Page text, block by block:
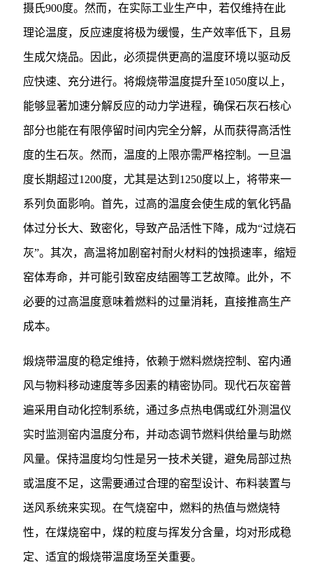
摄氏900度。然而，在实际工业生产中，若仅维持在此
理论温度，反应速度将极为缓慢，生产效率低下，且易
生成欠烧品。因此，必须提供更高的温度环境以驱动反
应快速、充分进行。将煅烧带温度提升至1050度以上，
能够显著加速分解反应的动力学进程，确保石灰石核心
部分也能在有限停留时间内完全分解，从而获得高活性
度的生石灰。然而，温度的上限亦需严格控制。一旦温
度长期超过1200度，尤其是达到1250度以上，将带来一
系列负面影响。首先，过高的温度会使生成的氧化钙晶
体过分长大、致密化，导致产品活性下降，成为“过烧石
灰”。其次，高温将加剧窑衬耐火材料的蚀损速率，缩短
窑体寿命，并可能引致窑皮结圈等工艺故障。此外，不
必要的过高温度意味着燃料的过量消耗，直接推高生产
成本。
煅烧带温度的稳定维持，依赖于燃料燃烧控制、窑内通
风与物料移动速度等多因素的精密协同。现代石灰窑普
遍采用自动化控制系统，通过多点热电偶或红外测温仪
实时监测窑内温度分布，并动态调节燃料供给量与助燃
风量。保持温度均匀性是另一技术关键，避免局部过热
或温度不足，这需要通过合理的窑型设计、布料装置与
送风系统来实现。在气烧窑中，燃料的热值与燃烧特
性，在煤烧窑中，煤的粒度与挥发分含量，均对形成稳
定、适宜的煅烧带温度场至关重要。